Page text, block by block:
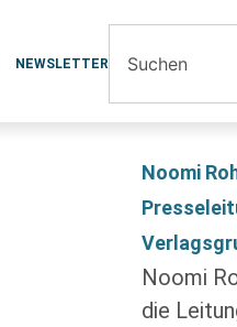
NEWSLETTER
Noomi
Noomi
die